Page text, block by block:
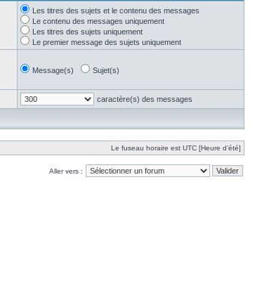
Les titres des sujets et le contenu des messages
Le contenu des messages uniquement
Les titres des sujets uniquement
Le premier message des sujets uniquement
Message(s) Sujet(s)
caractère(s) des messages
Le fuseau horaire est UTC [Heure d’été]
Aller vers :